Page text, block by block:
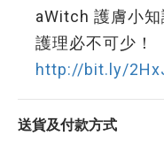
aWitch 護膚小
護理必不可少！
http://bit.ly/
送貨及付款方式